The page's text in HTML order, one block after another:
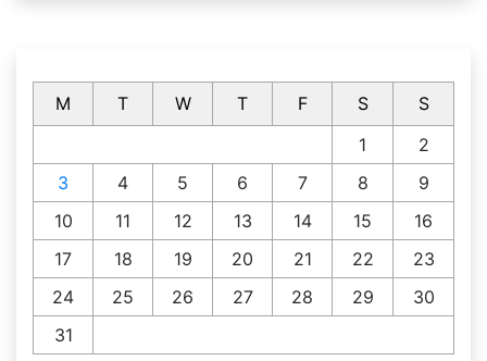
M T W T F S
S
1
2
3
4 5 6 7 8
9
10
11 12 13 14 15
16
17
18 19 20 21 22
23
24
25 26 27 28 29
30
31